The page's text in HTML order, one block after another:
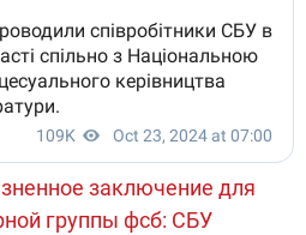
заключение для
группы фсб: СБУ